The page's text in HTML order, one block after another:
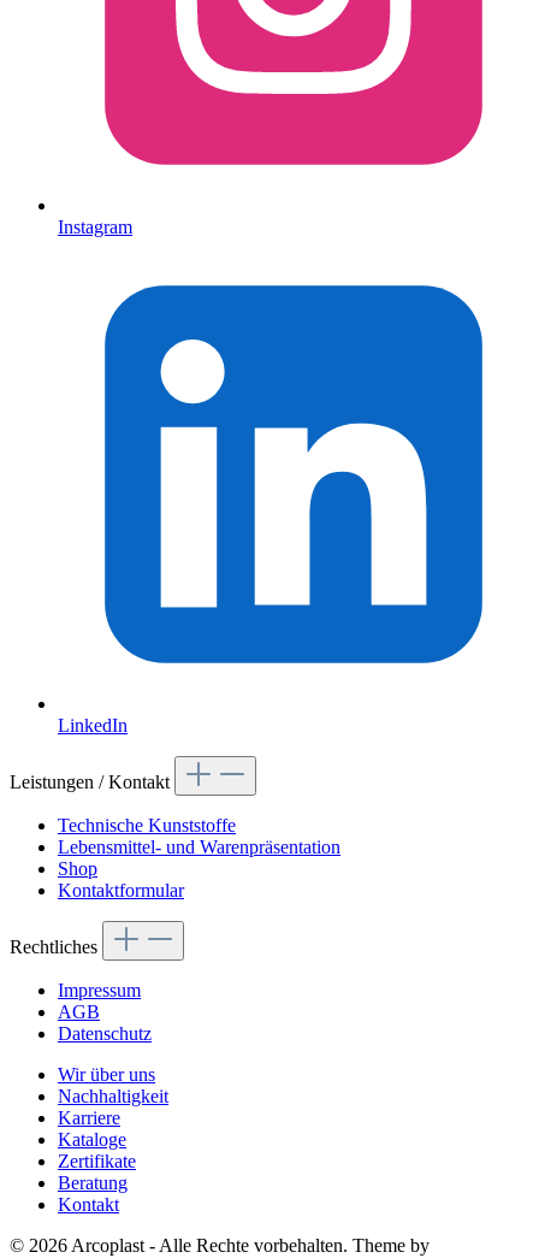
Instagram
LinkedIn
Leistungen / Kontakt
Technische Kunststoffe
Lebensmittel- und Warenpräsentation
Shop
Kontaktformular
Rechtliches
Impressum
AGB
Datenschutz
Wir über uns
Nachhaltigkeit
Karriere
Kataloge
Zertifikate
Beratung
Kontakt
© 2026 Arcoplast - Alle Rechte vorbehalten. Theme by